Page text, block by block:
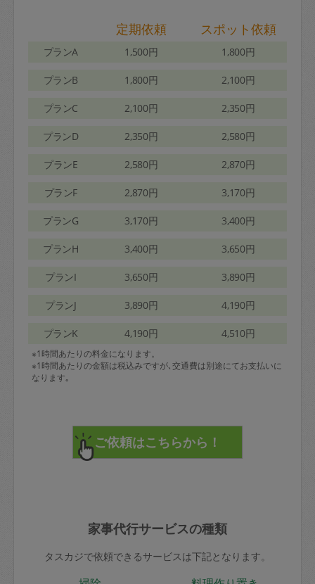
定期依頼 スポット依頼
プランA 1,500円 1,800円
プランB 1,800円 2,100円
プランC 2,100円 2,350円
プランD 2,350円 2,580円
プランE 2,580円 2,870円
プランF 2,870円 3,170円
プランG 3,170円 3,400円
プランH 3,400円 3,650円
プランI 3,650円 3,890円
プランJ 3,890円 4,190円
プランK 4,190円 4,510円
※1時間あたりの料金になります。
※1時間あたりの金額は税込みですが､交通費は別途にてお支払いに
なります｡
家事代行サービスの種類
タスカジで依頼できるサービスは下記となります。